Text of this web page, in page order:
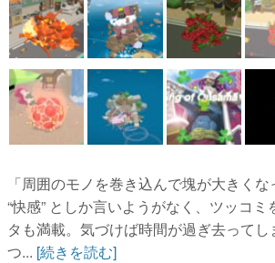
「周囲のモノを巻き込んで塊が大きく
“快感” としか言いようがなく、ツッコ
タも満載。気づけば時間が過ぎ去って
つ... [続きを読む]